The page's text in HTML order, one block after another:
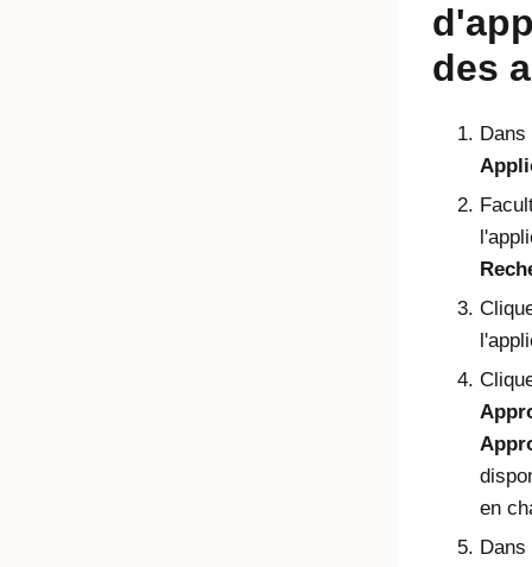
des
Dans
en